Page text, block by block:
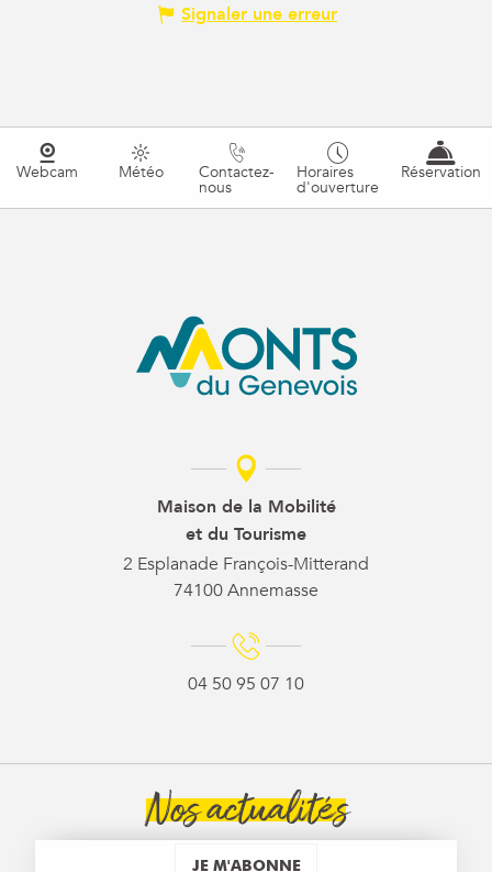
Signaler une erreur
Webcam Météo Contactez-
nous
Horaires
d'ouverture
Réservation
Maison de la Mobilité
et du Tourisme
2 Esplanade François-Mitterand
74100 Annemasse
04 50 95 07 10
Nos actualités
JE M'ABONNE